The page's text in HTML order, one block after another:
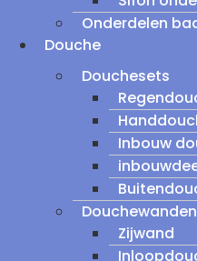
Onderdelen
Douche
Douchesets
Inbouw
Douchewanden
Zijwand